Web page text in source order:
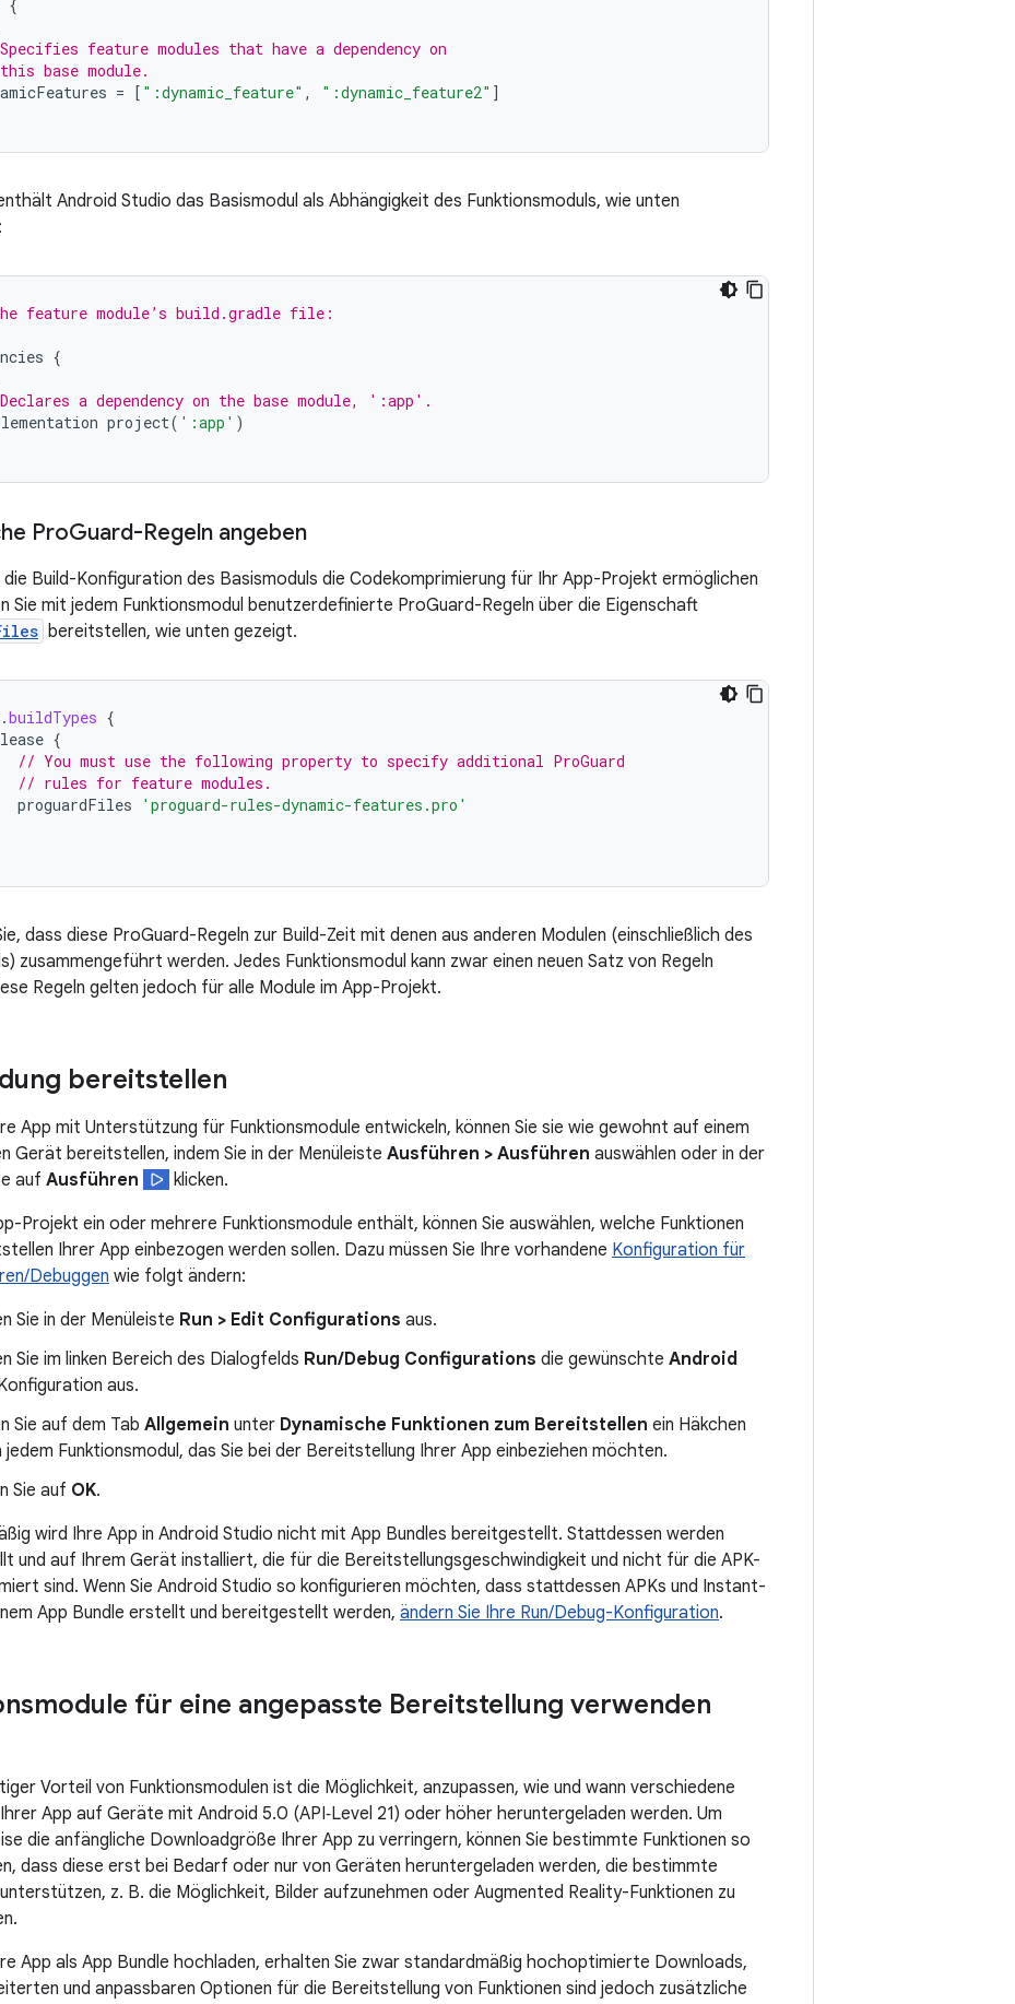
{
feature modules that have a dependency on
base module.
= [ ":dynamic_feature" , ":dynamic_feature2" ]
Android Studio das Basismodul als Abhängigkeit des Funktionsmoduls, wie unten
feature module’s build.gradle file:
{
a dependency on the base module, ':app'.
project( ':app' )
ProGuard-Regeln angeben
die Build-Konfiguration des Basismoduls die Codekomprimierung für Ihr App-Projekt ermöglichen
Sie mit jedem Funktionsmodul benutzerdefinierte ProGuard-Regeln über die Eigenschaft
bereitstellen, wie unten gezeigt.
.buildTypes {
{
// You must use the following property to specify additional ProGuard
// rules for feature modules.
proguardFiles
'proguard-rules-dynamic-features.pro'
dass diese ProGuard-Regeln zur Build-Zeit mit denen aus anderen Modulen (einschließlich des
zusammengeführt werden. Jedes Funktionsmodul kann zwar einen neuen Satz von Regeln
Regeln gelten jedoch für alle Module im App-Projekt.
bereitstellen
App mit Unterstützung für Funktionsmodule entwickeln, können Sie sie wie gewohnt auf einem
Gerät bereitstellen, indem Sie in der Menüleiste Ausführen > Ausführen auswählen oder in der
auf Ausführen
klicken.
Projekt ein oder mehrere Funktionsmodule enthält, können Sie auswählen, welche Funktionen
Ihrer App einbezogen werden sollen. Dazu müssen Sie Ihre vorhandene Konfiguration für
Debuggen wie folgt ändern:
Sie in der Menüleiste Run > Edit Configurations aus.
Sie im linken Bereich des Dialogfelds Run/Debug Configurations die gewünschte Android
aus.
Sie auf dem Tab Allgemein unter Dynamische Funktionen zum Bereitstellen ein Häkchen
jedem Funktionsmodul, das Sie bei der Bereitstellung Ihrer App einbeziehen möchten.
Sie auf OK.
wird Ihre App in Android Studio nicht mit App Bundles bereitgestellt. Stattdessen werden
und auf Ihrem Gerät installiert, die für die Bereitstellungsgeschwindigkeit und nicht für die APK-
sind. Wenn Sie Android Studio so konfigurieren möchten, dass stattdessen APKs und Instant-
App Bundle erstellt und bereitgestellt werden, ändern Sie Ihre Run/Debug-Konfiguration.
für eine angepasste Bereitstellung verwenden
Vorteil von Funktionsmodulen ist die Möglichkeit, anzupassen, wie und wann verschiedene
App auf Geräte mit Android 5.0 (API‑Level 21) oder höher heruntergeladen werden. Um
die anfängliche Downloadgröße Ihrer App zu verringern, können Sie bestimmte Funktionen so
dass diese erst bei Bedarf oder nur von Geräten heruntergeladen werden, die bestimmte
z. B. die Möglichkeit, Bilder aufzunehmen oder Augmented Reality-Funktionen zu
App als App Bundle hochladen, erhalten Sie zwar standardmäßig hochoptimierte Downloads,
und anpassbaren Optionen für die Bereitstellung von Funktionen sind jedoch zusätzliche